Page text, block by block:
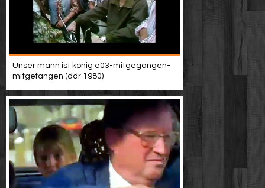
Unser mann ist könig e03-mitgegangen-
mitgefangen (ddr 1980)